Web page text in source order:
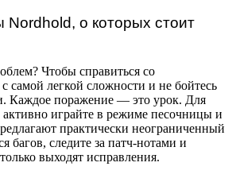
о которых стоит
Чтобы справиться со
самой легкой сложности и не бойтесь
Каждое поражение — это урок. Для
активно играйте в режиме песочницы и
практически неограниченный
багов, следите за патч-нотами и
выходят исправления.